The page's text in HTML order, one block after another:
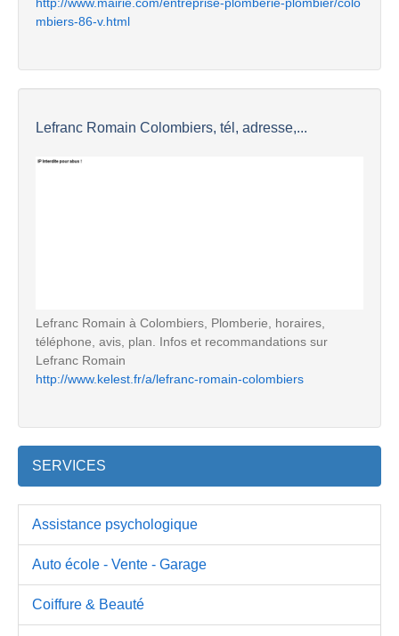
mbiers-86-v.html
Lefranc Romain Colombiers, tél, adresse,...
Lefranc Romain à Colombiers, Plomberie, horaires,
téléphone, avis, plan. Infos et recommandations sur
Lefranc Romain
http://www.kelest.fr/a/lefranc-romain-colombiers
SERVICES
Assistance psychologique
Auto école - Vente - Garage
Coiffure & Beauté